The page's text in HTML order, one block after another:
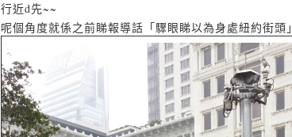
行近d先~~
呢個角度就係之前睇報導話「驟眼睇以為身處紐約街頭」